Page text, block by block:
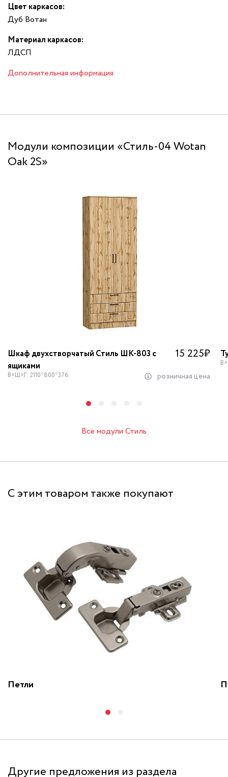
Цвет каркасов:
Дуб Вотан
Материал каркасов:
ЛДСП
Дополнительная информация
Модули композиции «Стиль-04 Wotan
Oak 2S»
Шкаф двухстворчатый Стиль ШК-803 с
ящиками
15 225₽
В×Ш×Г: 2110*800*376 розничная цена
Все модули Стиль
С этим товаром также покупают
Петли
Другие предложения из раздела